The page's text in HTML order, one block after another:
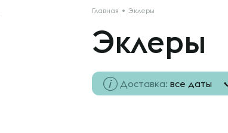
Главная Эклеры
Эклеры
Доставка: все даты